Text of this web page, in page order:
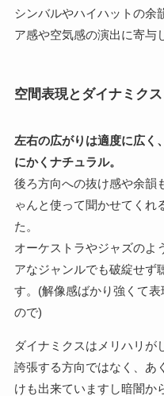
シンバルやハイハットの余
ア感や空気感の演出に寄与
空間表現とダイナミクス
左右の広がりは適度に広く
にかくナチュラル。
後ろ方向への抜け感や余韻
ゃんと使って聞かせてくれ
た。
オーケストラやジャズのよ
アなジャンルでも破綻せず
す。(解像感ばかり強くて
ので)
ダイナミクスはメリハリが
誇張する方向ではなく、あ
けも出来ていますし暗闇か